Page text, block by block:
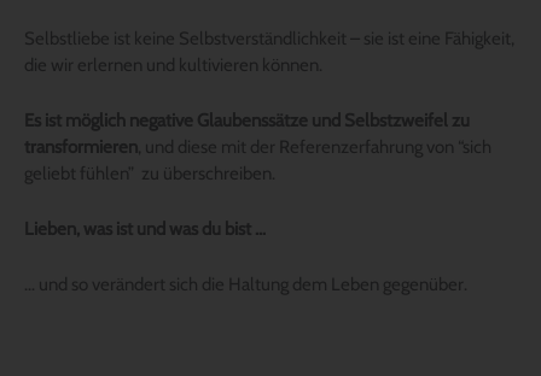
Selbstliebe ist keine Selbstverständlichkeit – sie ist eine Fähigkeit,
die wir erlernen und kultivieren können.
Es ist möglich negative Glaubenssätze und Selbstzweifel zu
transformieren, und diese mit der Referenzerfahrung von “sich
geliebt fühlen” zu überschreiben.
Lieben, was ist und was du bist …
… und so verändert sich die Haltung dem Leben gegenüber.